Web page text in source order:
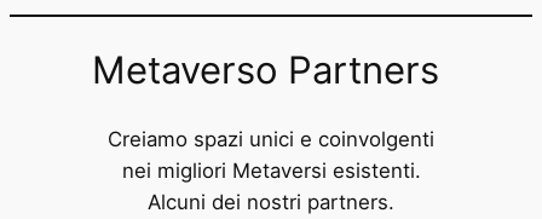
Metaverso Partners
Creiamo spazi unici e coinvolgenti
nei migliori Metaversi esistenti.
Alcuni dei nostri partners.